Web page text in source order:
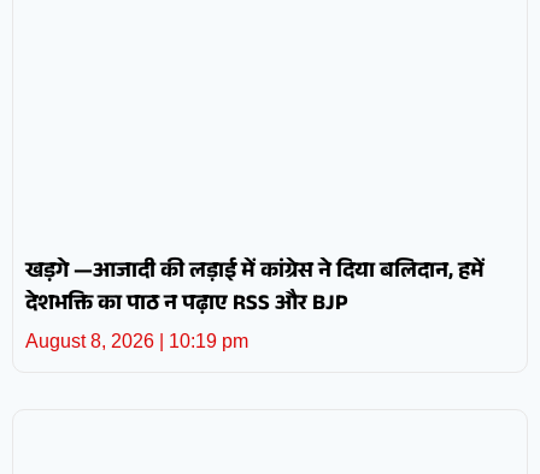
खड़गे —आजादी की लड़ाई में कांग्रेस ने दिया बलिदान, हमें
देशभक्ति का पाठ न पढ़ाए RSS और BJP
August 8, 2026 10:19 pm